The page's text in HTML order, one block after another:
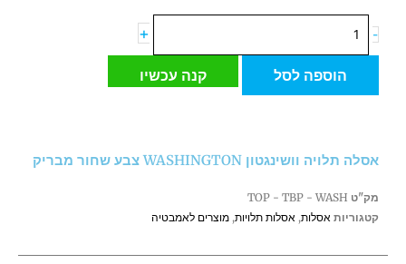
-
של
תלויה
שחור
+
הוספה לסל קנה עכשיו
אסלה תלויה וושינגטון WASHINGTON צבע שחור מבריק
מק"ט TOP - TBP - WASH
קטגוריות אסלות, אסלות תלויות, מוצרים לאמבטיה